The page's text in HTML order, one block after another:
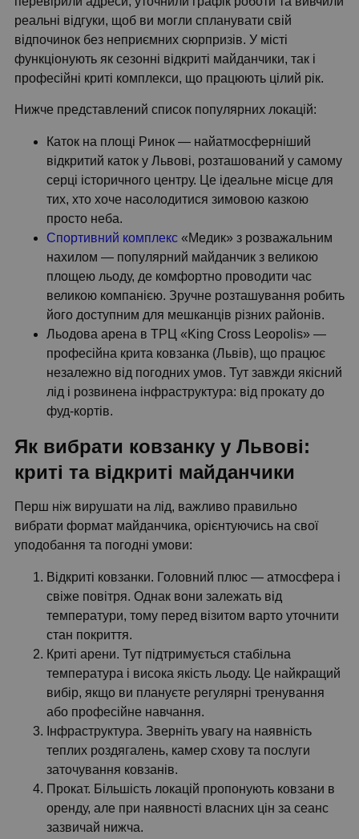
реальні відгуки, щоб ви могли спланувати свій
відпочинок без неприємних сюрпризів. У місті
функціонують як сезонні відкриті майданчики, так і
професійні криті комплекси, що працюють цілий рік.
Нижче представлений список популярних локацій:
Каток на площі Ринок — найатмосферніший
відкритий каток у Львові, розташований у самому
серці історичного центру. Це ідеальне місце для
тих, хто хоче насолодитися зимовою казкою
просто неба.
Спортивний комплекс «Медик» з розважальним
нахилом — популярний майданчик з великою
площею льоду, де комфортно проводити час
великою компанією. Зручне розташування робить
його доступним для мешканців різних районів.
Льодова арена в ТРЦ «King Cross Leopolis» —
професійна крита ковзанка (Львів), що працює
незалежно від погодних умов. Тут завжди якісний
лід і розвинена інфраструктура: від прокату до
фуд-кортів.
Як вибрати ковзанку у Львові:
криті та відкриті майданчики
Перш ніж вирушати на лід, важливо правильно
вибрати формат майданчика, орієнтуючись на свої
уподобання та погодні умови:
Відкриті ковзанки. Головний плюс — атмосфера і
свіже повітря. Однак вони залежать від
температури, тому перед візитом варто уточнити
стан покриття.
Криті арени. Тут підтримується стабільна
температура і висока якість льоду. Це найкращий
вибір, якщо ви плануєте регулярні тренування
або професійне навчання.
Інфраструктура. Зверніть увагу на наявність
теплих роздягалень, камер схову та послуги
заточування ковзанів.
Прокат. Більшість локацій пропонують ковзани в
оренду, але при наявності власних цін за сеанс
зазвичай нижча.